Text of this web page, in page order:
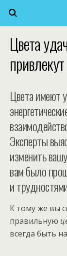
Цвета
Цвета имеют
Эксперты
изменить
вам было
и
К тому же вы
правильную
всегда быть